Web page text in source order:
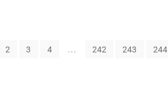
2 3 4 … 242 243 244